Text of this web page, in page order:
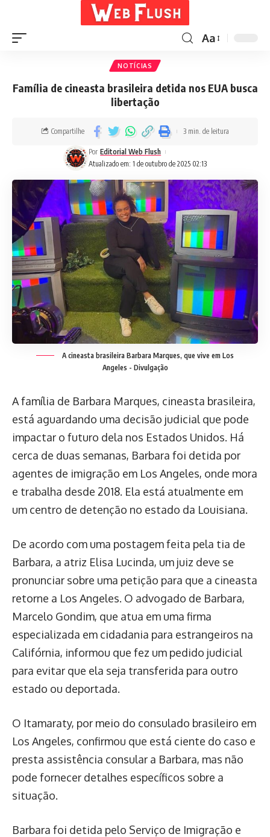
Aa
NOTÍCIAS
Família de cineasta brasileira detida nos EUA busca
libertação
Atualizado em: 1 de outubro de 2025 02:13
Por Editorial Web Flush
Compartilhe 3 min. de leitura
A cineasta brasileira Barbara Marques, que vive em Los
Angeles - Divulgação
A família de Barbara Marques, cineasta brasileira,
está aguardando uma decisão judicial que pode
impactar o futuro dela nos Estados Unidos. Há
cerca de duas semanas, Barbara foi detida por
agentes de imigração em Los Angeles, onde mora
e trabalha desde 2018. Ela está atualmente em
um centro de detenção no estado da Louisiana.
De acordo com uma postagem feita pela tia de
Barbara, a atriz Elisa Lucinda, um juiz deve se
pronunciar sobre uma petição para que a cineasta
retorne a Los Angeles. O advogado de Barbara,
Marcelo Gondim, que atua em uma firma
especializada em cidadania para estrangeiros na
Califórnia, informou que fez um pedido judicial
para evitar que ela seja transferida para outro
estado ou deportada.
O Itamaraty, por meio do consulado brasileiro em
Los Angeles, confirmou que está ciente do caso e
presta assistência consular a Barbara, mas não
pode fornecer detalhes específicos sobre a
situação.
Barbara foi detida pelo Serviço de Imigração e